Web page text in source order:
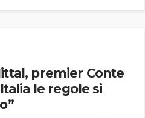
premier Conte
le regole si